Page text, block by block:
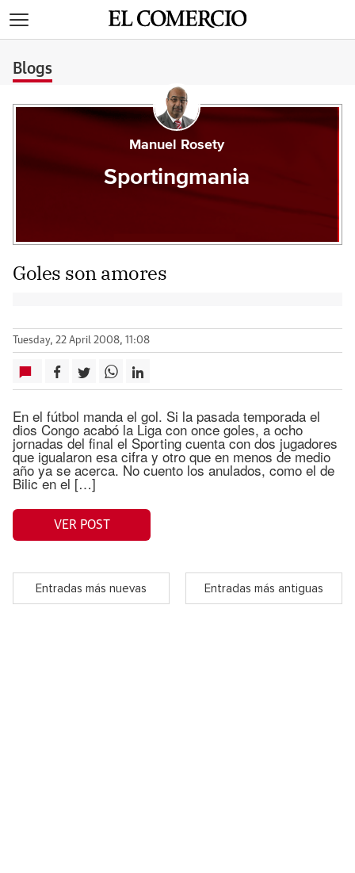
Blogs
Manuel Rosety
Sportingmania
Goles son amores
Tuesday, 22 April 2008, 11:08
En el fútbol manda el gol. Si la pasada temporada el
dios Congo acabó la Liga con once goles, a ocho
jornadas del final el Sporting cuenta con dos jugadores
que igualaron esa cifra y otro que en menos de medio
año ya se acerca. No cuento los anulados, como el de
Bilic en el […]
VER POST
Entradas más nuevas Entradas más antiguas